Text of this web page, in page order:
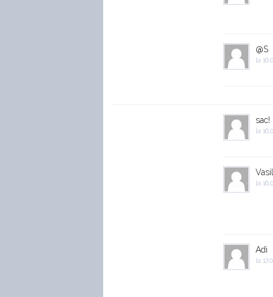
@S
la
sac!
la
la
Adi
la